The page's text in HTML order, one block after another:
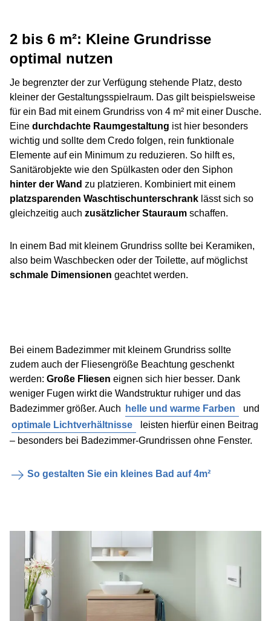
2 bis 6 m²: Kleine Grundrisse
optimal nutzen
Je begrenzter der zur Verfügung stehende Platz, desto
kleiner der Gestaltungsspielraum. Das gilt beispielsweise
für ein Bad mit einem Grundriss von 4 m² mit einer Dusche.
Eine durchdachte Raumgestaltung ist hier besonders
wichtig und sollte dem Credo folgen, rein funktionale
Elemente auf ein Minimum zu reduzieren. So hilft es,
Sanitärobjekte wie den Spülkasten oder den Siphon
hinter der Wand zu platzieren. Kombiniert mit einem
platzsparenden Waschtischunterschrank lässt sich so
gleichzeitig auch zusätzlicher Stauraum schaffen.
In einem Bad mit kleinem Grundriss sollte bei Keramiken,
also beim Waschbecken oder der Toilette, auf möglichst
schmale Dimensionen geachtet werden.
Bei einem Badezimmer mit kleinem Grundriss sollte
zudem auch der Fliesengröße Beachtung geschenkt
werden: Große Fliesen eignen sich hier besser. Dank
weniger Fugen wirkt die Wandstruktur ruhiger und das
Badezimmer größer. Auch
helle und warme Farben
und
optimale Lichtverhältnisse
leisten hierfür einen Beitrag
– besonders bei Badezimmer-Grundrissen ohne Fenster.
So gestalten Sie ein kleines Bad auf 4m²